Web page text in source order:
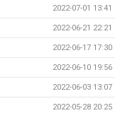
2022-07-01 13:41
2022-06-21 22:21
2022-06-17 17:30
2022-06-10 19:56
2022-06-03 13:07
2022-05-28 20:25